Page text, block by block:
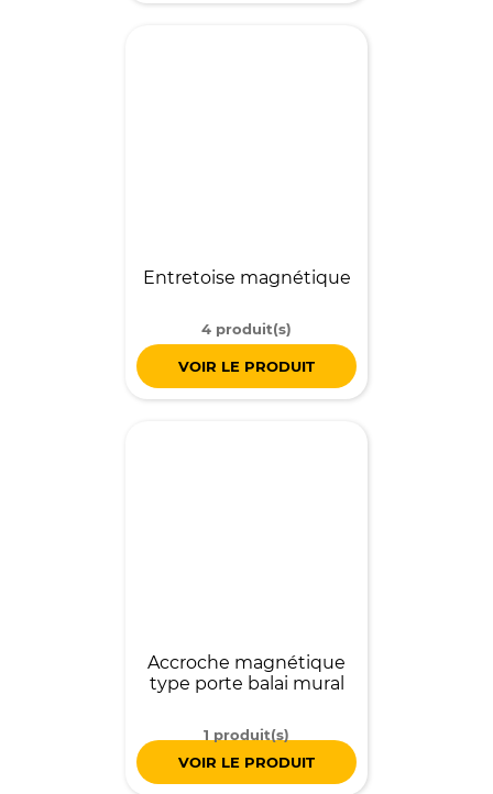
Entretoise magnétique
4 produit(s)
VOIR LE PRODUIT
Accroche magnétique
type porte balai mural
1 produit(s)
VOIR LE PRODUIT